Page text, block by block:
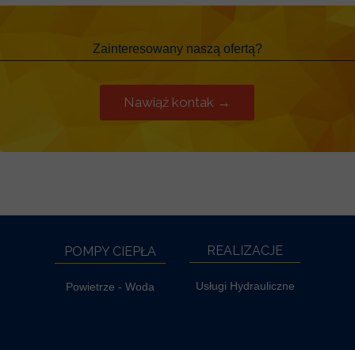
Nawiąż kontak →
Zainteresowany naszą ofertą?
POMPY CIEPŁA
Powietrze - Woda
REALIZACJE
Usługi Hydrauliczne